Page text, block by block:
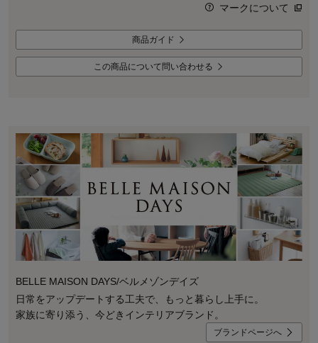
マークについて
商品ガイド
この商品について問い合わせる
BELLE MAISON DAYS/ベルメゾンデイズ
日常をアップデートする工夫で、もっと暮らし上手に。
家族に寄り添う、今どきインテリアブランド。
ブランドページへ